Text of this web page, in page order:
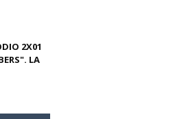
2X01
LA